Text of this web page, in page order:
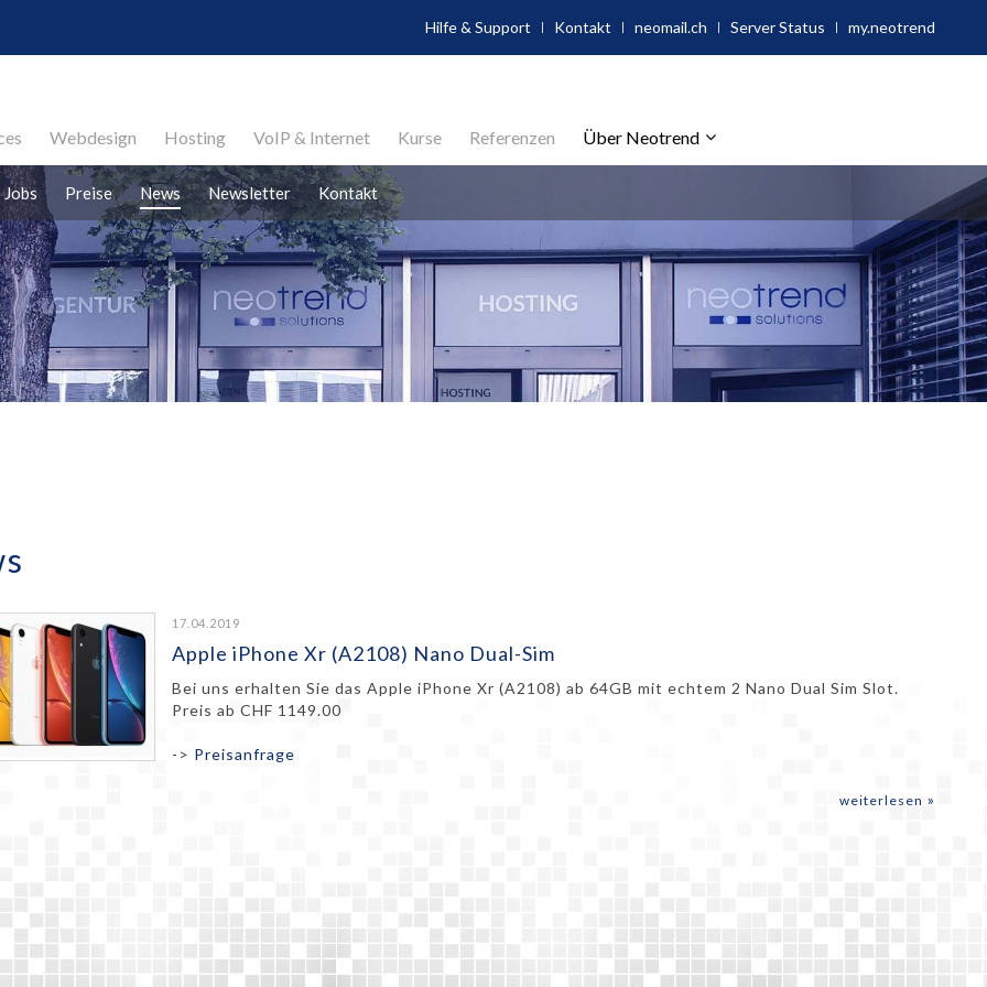
Hilfe & Support Kontakt neomail.ch Server Status my.neotrend
Webdesign Hosting VoIP & Internet Kurse Referenzen Über Neotrend
Jobs Preise News Newsletter Kontakt
17.04.2019
Apple iPhone Xr (A2108) Nano Dual-Sim
Bei uns erhalten Sie das Apple iPhone Xr (A2108) ab 64GB mit echtem 2 Nano Dual Sim Slot.
Preis ab CHF 1149.00
-> Preisanfrage
weiterlesen